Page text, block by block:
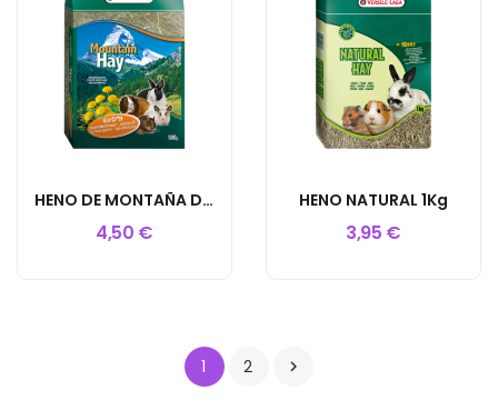
HENO DE MONTAÑA DIENTE DE LEÓN 500GR
4,50 €
HENO NATURAL 1Kg
3,95 €
1 2 